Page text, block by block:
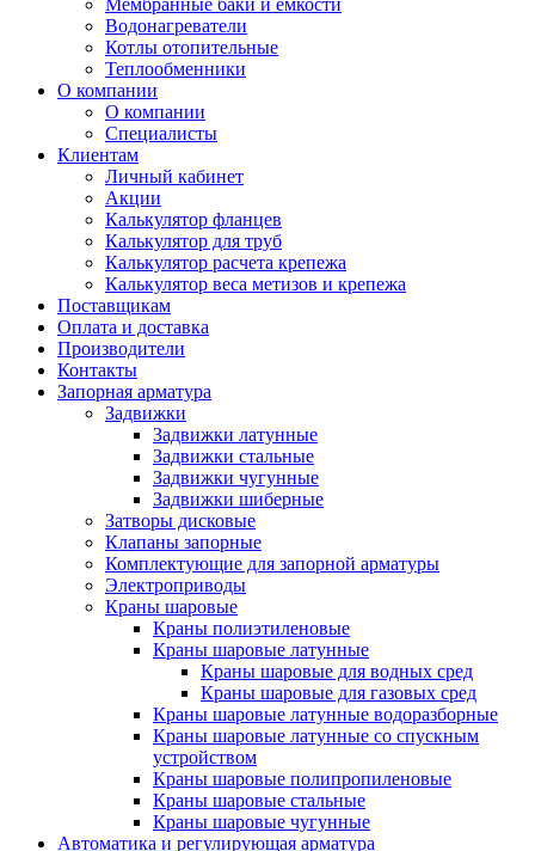
Мембранные баки и емкости
Водонагреватели
Котлы отопительные
Теплообменники
О компании
О компании
Специалисты
Клиентам
Личный кабинет
Акции
Калькулятор фланцев
Калькулятор для труб
Калькулятор расчета крепежа
Калькулятор веса метизов и крепежа
Поставщикам
Оплата и доставка
Производители
Контакты
Запорная арматура
Задвижки
Задвижки латунные
Задвижки стальные
Задвижки чугунные
Задвижки шиберные
Затворы дисковые
Клапаны запорные
Комплектующие для запорной арматуры
Электроприводы
Краны шаровые
Краны полиэтиленовые
Краны шаровые латунные
Краны шаровые для водных сред
Краны шаровые для газовых сред
Краны шаровые латунные водоразборные
Краны шаровые латунные со спускным
устройством
Краны шаровые полипропиленовые
Краны шаровые стальные
Краны шаровые чугунные
Автоматика и регулирующая арматура